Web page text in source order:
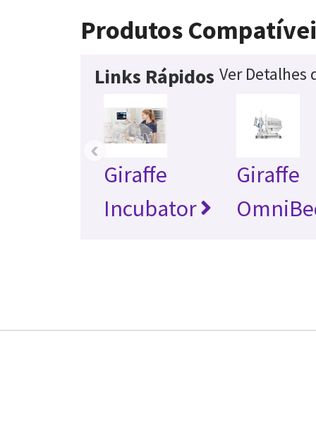
Produtos
Links Rápidos Ver
Giraffe
Incubator
Giraffe
‹